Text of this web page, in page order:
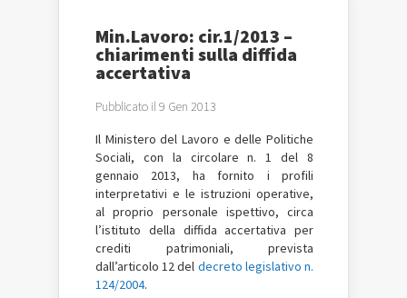
Min.Lavoro: cir.1/2013 –
chiarimenti sulla diffida
accertativa
Pubblicato il 9 Gen 2013
Il Ministero del Lavoro e delle Politiche
Sociali, con la circolare n. 1 del 8
gennaio 2013, ha fornito i profili
interpretativi e le istruzioni operative,
al proprio personale ispettivo, circa
l’istituto della diffida accertativa per
crediti patrimoniali, prevista
dall’articolo 12 del decreto legislativo n.
124/2004.